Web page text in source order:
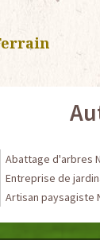
Abattage d'arbres
Entreprise de
Artisan paysagiste